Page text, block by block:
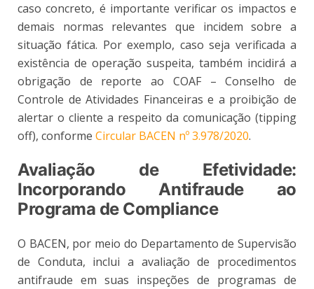
caso concreto, é importante verificar os impactos e
demais normas relevantes que incidem sobre a
situação fática. Por exemplo, caso seja verificada a
existência de operação suspeita, também incidirá a
obrigação de reporte ao COAF – Conselho de
Controle de Atividades Financeiras e a proibição de
alertar o cliente a respeito da comunicação (tipping
off), conforme Circular BACEN nº 3.978/2020.
Avaliação de Efetividade:
Incorporando Antifraude ao
Programa de Compliance
O BACEN, por meio do Departamento de Supervisão
de Conduta, inclui a avaliação de procedimentos
antifraude em suas inspeções de programas de